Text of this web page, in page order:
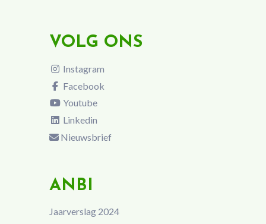
VOLG ONS
Instagram
Facebook
Youtube
Linkedin
Nieuwsbrief
ANBI
Jaarverslag 2024